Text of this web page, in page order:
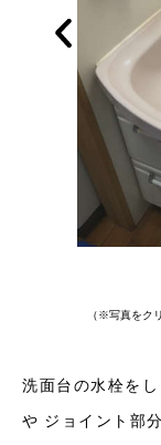
（※写真をク
洗面台の水栓を
や ジョイント部